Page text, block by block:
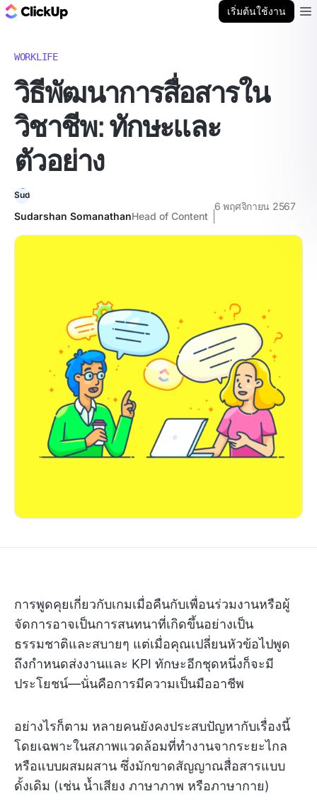
เริ่มต้นใช้งาน
WORKLIFE
วิธีพัฒนาการสื่อสารใน
วิชาชีพ: ทักษะและ
ตัวอย่าง
Sudarshan SomanathanHead of Content
6 พฤศจิกายน 2567
การพูดคุยเกี่ยวกับเกมเมื่อคืนกับเพื่อนร่วมงานหรือผู้
จัดการอาจเป็นการสนทนาที่เกิดขึ้นอย่างเป็น
ธรรมชาติและสบายๆ แต่เมื่อคุณเปลี่ยนหัวข้อไปพูด
ถึงกำหนดส่งงานและ KPI ทักษะอีกชุดหนึ่งก็จะมี
ประโยชน์—นั่นคือการมีความเป็นมืออาชีพ
อย่างไรก็ตาม หลายคนยังคงประสบปัญหากับเรื่องนี้
โดยเฉพาะในสภาพแวดล้อมที่ทำงานจากระยะไกล
หรือแบบผสมผสาน ซึ่งมักขาดสัญญาณสื่อสารแบบ
ดั้งเดิม (เช่น น้ำเสียง ภาษาภาพ หรือภาษากาย)